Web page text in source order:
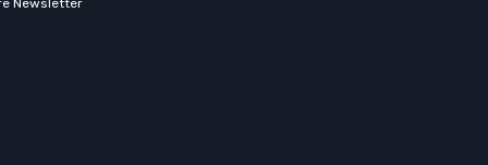
Newsletter